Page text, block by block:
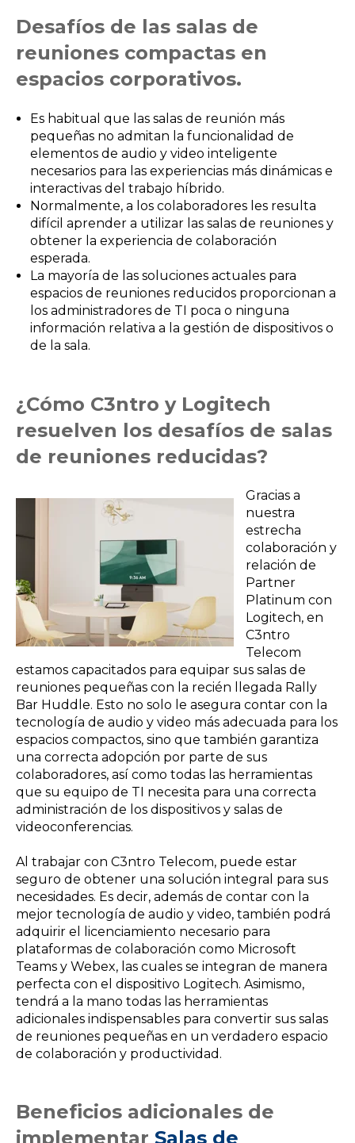
Desafíos de las salas de
reuniones compactas en
espacios corporativos.
Es habitual que las salas de reunión más
pequeñas no admitan la funcionalidad de
elementos de audio y video inteligente
necesarios para las experiencias más dinámicas e
interactivas del trabajo híbrido.
Normalmente, a los colaboradores les resulta
difícil aprender a utilizar las salas de reuniones y
obtener la experiencia de colaboración
esperada.
La mayoría de las soluciones actuales para
espacios de reuniones reducidos proporcionan a
los administradores de TI poca o ninguna
información relativa a la gestión de dispositivos o
de la sala.
¿Cómo C3ntro y Logitech
resuelven los desafíos de salas
de reuniones reducidas?
Gracias a
nuestra
estrecha
colaboración y
relación de
Partner
Platinum con
Logitech, en
C3ntro
Telecom
estamos capacitados para equipar sus salas de
reuniones pequeñas con la recién llegada Rally
Bar Huddle. Esto no solo le asegura contar con la
tecnología de audio y video más adecuada para los
espacios compactos, sino que también garantiza
una correcta adopción por parte de sus
colaboradores, así como todas las herramientas
que su equipo de TI necesita para una correcta
administración de los dispositivos y salas de
videoconferencias.
Al trabajar con C3ntro Telecom, puede estar
seguro de obtener una solución integral para sus
necesidades. Es decir, además de contar con la
mejor tecnología de audio y video, también podrá
adquirir el licenciamiento necesario para
plataformas de colaboración como Microsoft
Teams y Webex, las cuales se integran de manera
perfecta con el dispositivo Logitech. Asimismo,
tendrá a la mano todas las herramientas
adicionales indispensables para convertir sus salas
de reuniones pequeñas en un verdadero espacio
de colaboración y productividad.
Beneficios adicionales de
implementar Salas de